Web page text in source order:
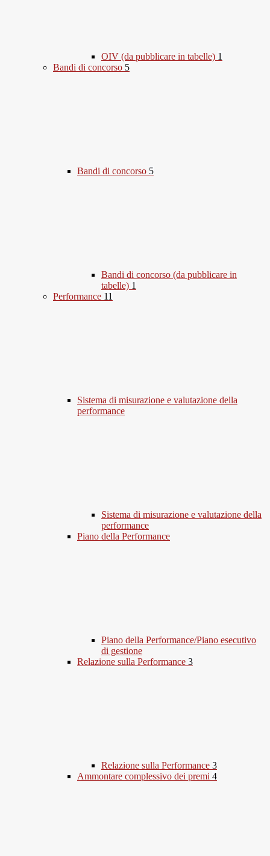
OIV (da pubblicare in tabelle) 1
Bandi di concorso 5
Bandi di concorso 5
Bandi di concorso (da pubblicare in
tabelle) 1
Performance 11
Sistema di misurazione e valutazione della
performance
Sistema di misurazione e valutazione della
performance
Piano della Performance
Piano della Performance/Piano esecutivo
di gestione
Relazione sulla Performance 3
Relazione sulla Performance 3
Ammontare complessivo dei premi 4